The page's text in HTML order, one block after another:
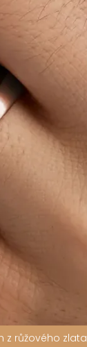
z růžového zlata